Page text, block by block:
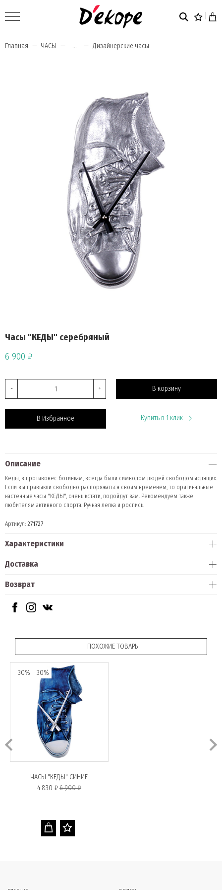
Главная ЧАСЫ ... Дизайнерские часы
Часы "КЕДЫ" серебряный
6 900 ₽
- + В корзину
В Избранное Купить в 1 клик
Описание
Кеды, в противовес ботинкам, всегда были символом людей свободомыслящих.
Если вы привыкли свободно распоряжаться своим временем, то оригинальные
настенные часы "КЕДЫ", очень кстати, подойдут вам. Рекомендуем также
любителям активного спорта. Ручная лепка и роспись.
Артикул: 271727
Характеристики
Доставка
Возврат
ПОХОЖИЕ ТОВАРЫ
30% 30%
ЧАСЫ "КЕДЫ" СИНИЕ
4 830 ₽6 900 ₽